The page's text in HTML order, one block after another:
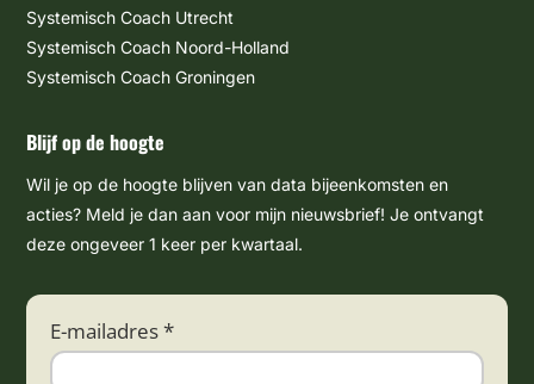
Systemisch Coach Utrecht
Systemisch Coach Noord-Holland
Systemisch Coach Groningen
Blijf op de hoogte
Wil je op de hoogte blijven van data bijeenkomsten en
acties? Meld je dan aan voor mijn nieuwsbrief! Je ontvangt
deze ongeveer 1 keer per kwartaal.
E-mailadres *